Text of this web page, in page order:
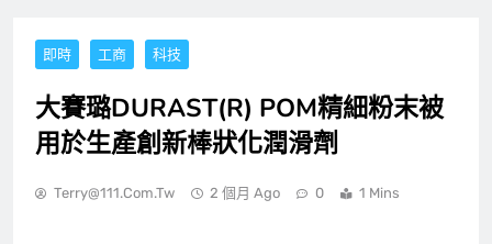
即時 工商 科技
大賽璐DURAST(R) POM精細粉末被
用於生產創新棒狀化潤滑劑
Terry@111.com.tw 2 個月 Ago 0 1 Mins